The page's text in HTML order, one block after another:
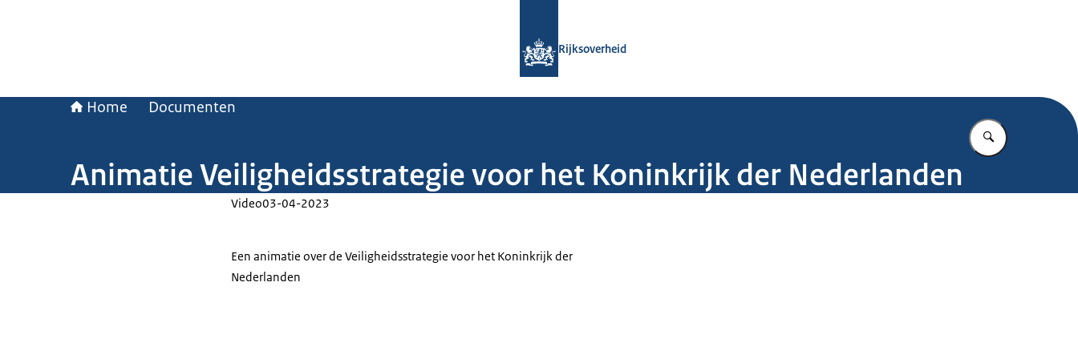
Rijksoverheid
Home Documenten
Vul in wat u
Animatie Veiligheidsstrategie voor het Koninkrijk der Nederlanden
Video03-04-2023
Een animatie over de Veiligheidsstrategie voor het Koninkrijk der
Nederlanden